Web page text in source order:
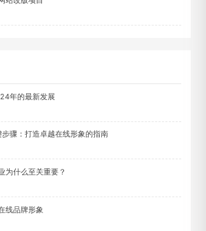
年的最新发展
骤：打造卓越在线形象的指南
为什么至关重要？
线品牌形象